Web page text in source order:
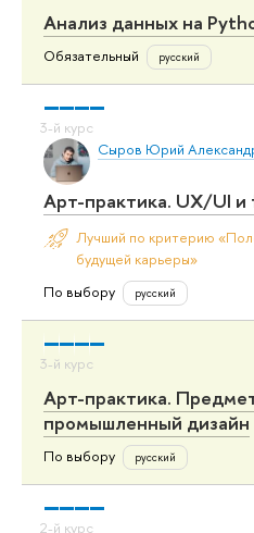
Анализ данных на
Обязательный русский
Сыров Юрий
Арт-практика. UX/UI
Лучший по критерию
будущей карьеры»
По выбору
русский
Арт-практика.
промышленный дизайн
По выбору русский